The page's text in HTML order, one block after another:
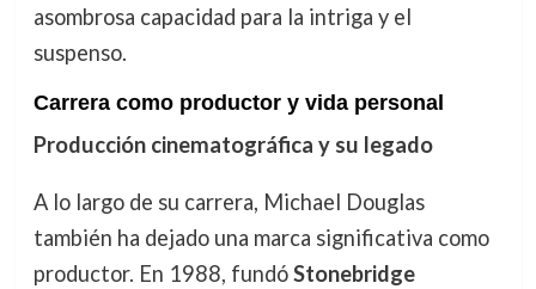
asombrosa capacidad para la intriga y el
suspenso.
Carrera como productor y vida personal
Producción cinematográfica y su legado
A lo largo de su carrera, Michael Douglas
también ha dejado una marca significativa como
productor. En 1988, fundóStonebridge